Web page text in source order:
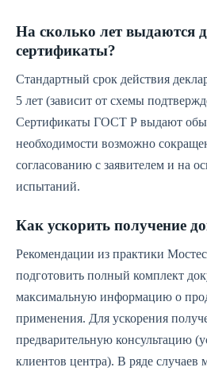
На сколько лет выдаются
сертификаты?
Стандартный срок действия
5 лет (зависит от схемы
Сертификаты ГОСТ Р выдают
необходимости возможно
согласованию с заявителем и на
испытаний.
Как ускорить получение
Рекомендации из практики
подготовить полный комплект
максимальную информацию о
применения. Для ускорения
предварительную консультацию
клиентов центра). В ряде